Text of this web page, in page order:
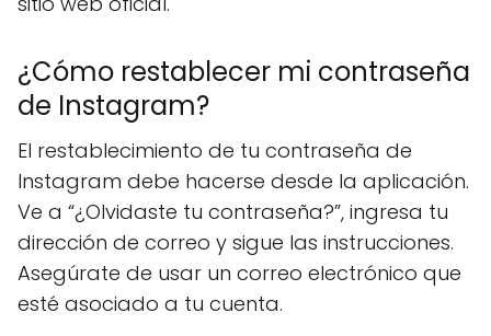
¿Cómo restablecer mi contraseña
de Instagram?
El restablecimiento de tu contraseña de
Instagram debe hacerse desde la aplicación.
Ve a “¿Olvidaste tu contraseña?”, ingresa tu
dirección de correo y sigue las instrucciones.
Asegúrate de usar un correo electrónico que
esté asociado a tu cuenta.